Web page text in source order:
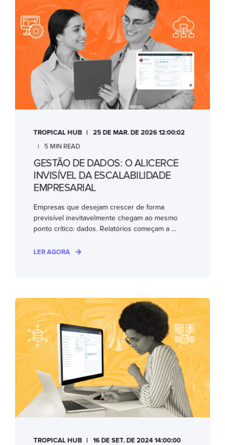
TROPICAL HUB
25 DE MAR. DE 2026 12:00:02
5 MIN READ
GESTÃO DE DADOS: O ALICERCE
INVISÍVEL DA ESCALABILIDADE
EMPRESARIAL
Empresas que desejam crescer de forma
previsível inevitavelmente chegam ao mesmo
ponto crítico: dados. Relatórios começam a ...
LER AGORA
TROPICAL HUB
16 DE SET. DE 2024 14:00:00